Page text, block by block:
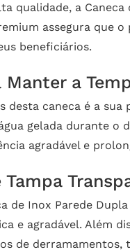
qualidade, a
assegura que
beneficiários.
Manter a
desta caneca é a
gelada durante o
agradável e
de Inox Parede
e agradável. Além
de